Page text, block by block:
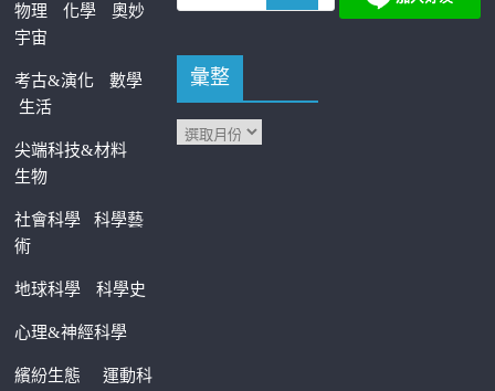
物理 化學
奧妙
宇宙
考古&演化
數學
生活
尖端科技&材料
生物
社會科學科學藝
術
地球科學 科學史
心理&神經科學
繽紛生態運動科
彙整